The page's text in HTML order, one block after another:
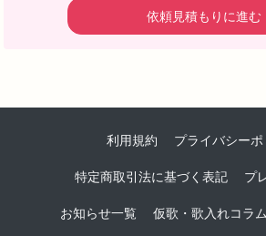
依頼見積もりに進む
利用規約 プライバシー
特定商取引法に基づく表記 プ
お知らせ一覧 仮歌・歌入れコラム